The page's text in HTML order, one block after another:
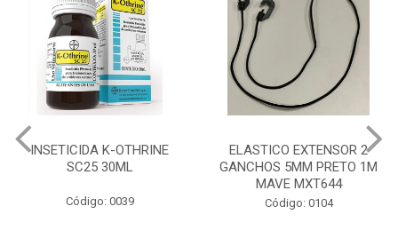
INSETICIDA K-OTHRINE
SC25 30ML
Código: 0039
ELASTICO EXTENSOR 2
GANCHOS 5MM PRETO 1M
MAVE MXT644
Código: 0104